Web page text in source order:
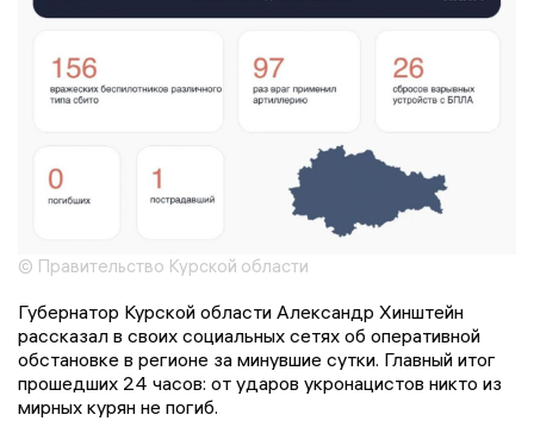
© Правительство Курской области
Губернатор Курской области Александр Хинштейн
рассказал в своих социальных сетях об оперативной
обстановке в регионе за минувшие сутки. Главный итог
прошедших 24 часов: от ударов укронацистов никто из
мирных курян не погиб.